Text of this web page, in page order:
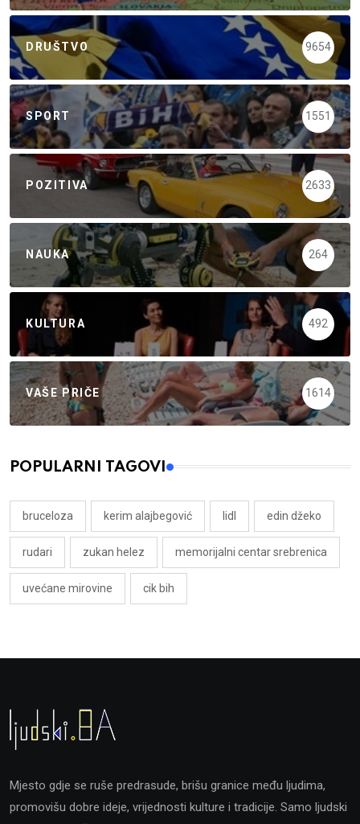
DRUŠTVO 9654
SPORT 1551
POZITIVA 2633
NAUKA 264
KULTURA 492
VAŠE PRIČE 1614
POPULARNI TAGOVI
bruceloza kerim alajbegović lidl edin džeko
rudari zukan helez memorijalni centar srebrenica
uvećane mirovine cik bih
Mjesto gdje se ruše predrasude, brišu granice među ljudima,
promovišu dobre ideje, vrijednosti kulture i tradicije. Samo ljudski